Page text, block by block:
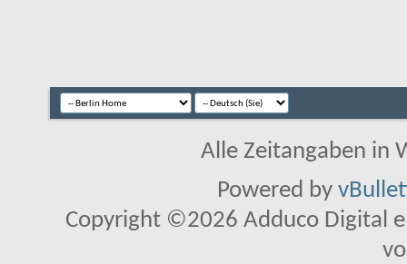
Alle Zeitangaben in
Powered by
Copyright ©2026 Adduco Digital